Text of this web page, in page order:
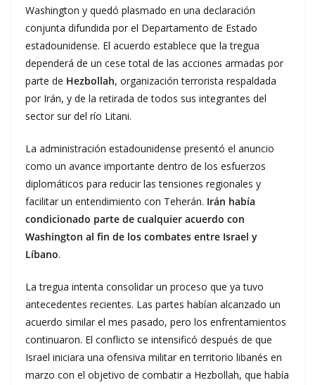
Washington y quedó plasmado en una declaración
conjunta difundida por el Departamento de Estado
estadounidense. El acuerdo establece que la tregua
dependerá de un cese total de las acciones armadas por
parte de Hezbollah, organización terrorista respaldada
por Irán, y de la retirada de todos sus integrantes del
sector sur del río Litani.
La administración estadounidense presentó el anuncio
como un avance importante dentro de los esfuerzos
diplomáticos para reducir las tensiones regionales y
facilitar un entendimiento con Teherán. Irán había
condicionado parte de cualquier acuerdo con
Washington al fin de los combates entre Israel y
Líbano.
La tregua intenta consolidar un proceso que ya tuvo
antecedentes recientes. Las partes habían alcanzado un
acuerdo similar el mes pasado, pero los enfrentamientos
continuaron. El conflicto se intensificó después de que
Israel iniciara una ofensiva militar en territorio libanés en
marzo con el objetivo de combatir a Hezbollah, que había